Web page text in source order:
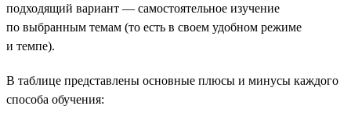
подходящий вариант — самостоятельное изучение
по выбранным темам (то есть в своем удобном режиме
и темпе).
В таблице представлены основные плюсы и минусы каждого
способа обучения: